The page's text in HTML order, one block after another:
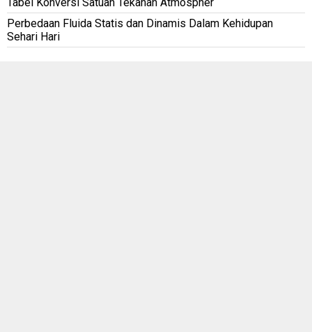
Perbedaan Fluida Statis dan Dinamis Dalam Kehidupan
Sehari Hari